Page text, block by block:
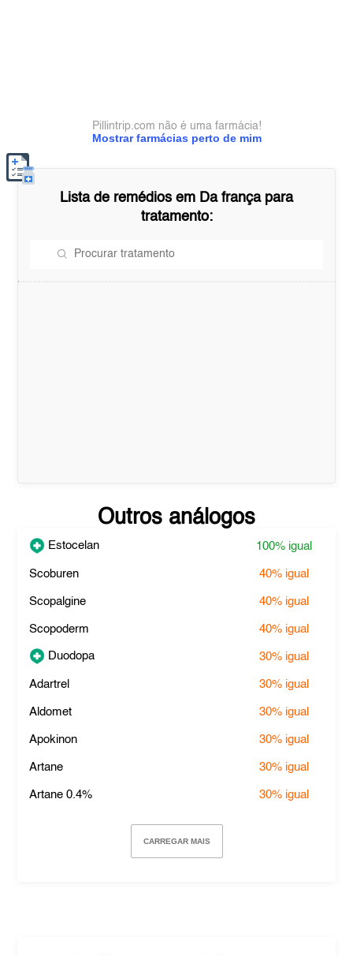
Mostrar farmácias perto de mim
Pillintrip.com não é uma farmácia!
Lista de remédios em Da françapara
tratamento:
Outros análogos
Estocelan 100% igual
Scoburen 40% igual
Scopalgine 40% igual
Scopoderm 40% igual
Duodopa 30% igual
Adartrel 30% igual
Aldomet 30% igual
Apokinon 30% igual
Artane 30% igual
Artane 0.4% 30% igual
CARREGAR MAIS